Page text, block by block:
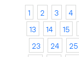
1 2 3 4
13
14 15
23
24 25